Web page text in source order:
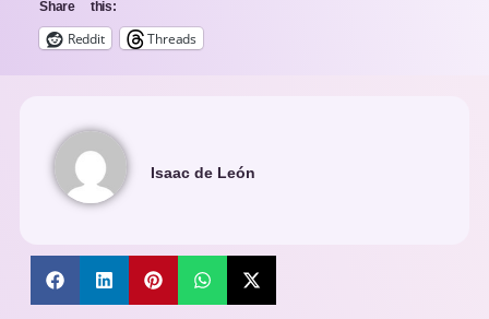
Share this:
Reddit Threads
Isaac de León